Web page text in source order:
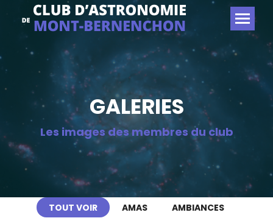
GALERIES
Les images des membres du club
TOUT VOIR AMAS
AMBIANCES